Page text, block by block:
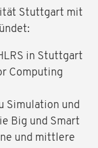
Stuttgart mit
in Stuttgart
Computing
Simulation und
Big und Smart
und mittlere